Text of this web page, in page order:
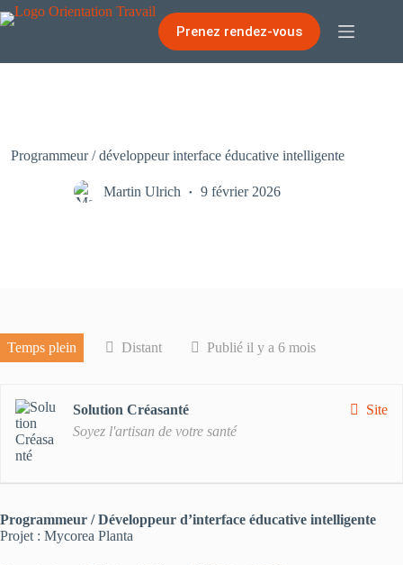
Passer
au
Prenez rendez-vous
Programmeur / développeur interface éducative intelligente
Martin Ulrich 9 février 2026
Temps plein Distant Publié il y a 6 mois
Site
Solution Créasanté
Soyez l'artisan de votre santé
Programmeur / Développeur d’interface éducative intelligente
Projet : Mycorea Planta